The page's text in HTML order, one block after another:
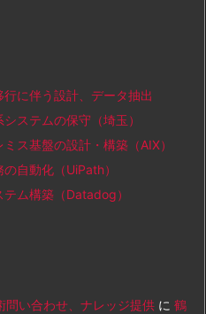
行に伴う設計、データ抽出
ステムの保守（埼玉）
ス基盤の設計・構築（AIX）
自動化（UiPath）
ム構築（Datadog）
問い合わせ、ナレッジ提供 に 鶴